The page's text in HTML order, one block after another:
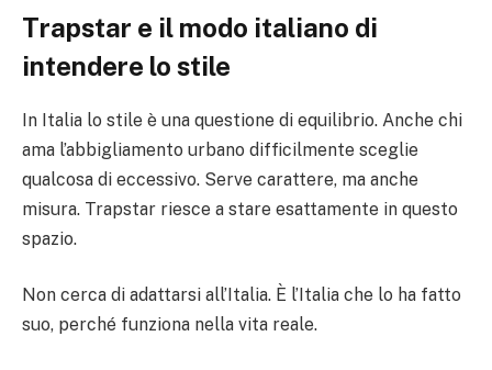
Trapstar e il modo italiano di
intendere lo stile
In Italia lo stile è una questione di equilibrio. Anche chi
ama l’abbigliamento urbano difficilmente sceglie
qualcosa di eccessivo. Serve carattere, ma anche
misura. Trapstar riesce a stare esattamente in questo
spazio.
Non cerca di adattarsi all’Italia. È l’Italia che lo ha fatto
suo, perché funziona nella vita reale.